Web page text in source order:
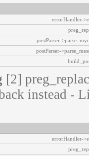
errorHandler-
postParser-
postParser-
[2]
instead -
errorHandler-